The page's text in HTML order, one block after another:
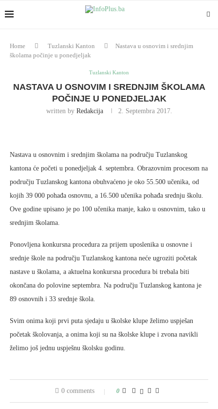
Home Tuzlanski Kanton
Nastava u osnovim i srednjim
školama počinje u ponedjeljak
Tuzlanski Kanton
NASTAVA U OSNOVIM I SREDNJIM ŠKOLAMA
POČINJE U PONEDJELJAK
written by Redakcija 2. Septembra 2017.
Nastava u osnovnim i srednjim školama na području Tuzlanskog
kantona će početi u ponedjeljak 4. septembra. Obrazovnim procesom na
području Tuzlanskog kantona obuhvaćeno je oko 55.500 učenika, od
kojih 39 000 pohađa osnovnu, a 16.500 učenika pohađa srednju školu.
Ove godine upisano je po 100 učenika manje, kako u osnovnim, tako u
srednjim školama.
Ponovljena konkursna procedura za prijem uposlenika u osnovne i
srednje škole na području Tuzlanskog kantona neće ugroziti početak
nastave u školama, a aktuelna konkursna procedura bi trebala biti
okončana do polovine septembra. Na području Tuzlanskog kantona je
89 osnovnih i 33 srednje škola.
Svim onima koji prvi puta sjedaju u školske klupe želimo uspješan
početak školovanja, a onima koji su na školske klupe i zvona navikli
želimo još jednu uspješnu školsku godinu.
0 comments 0